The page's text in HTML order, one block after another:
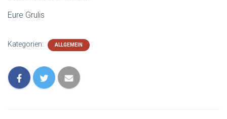
Eure Grulis
Kategorien: ALLGEMEIN